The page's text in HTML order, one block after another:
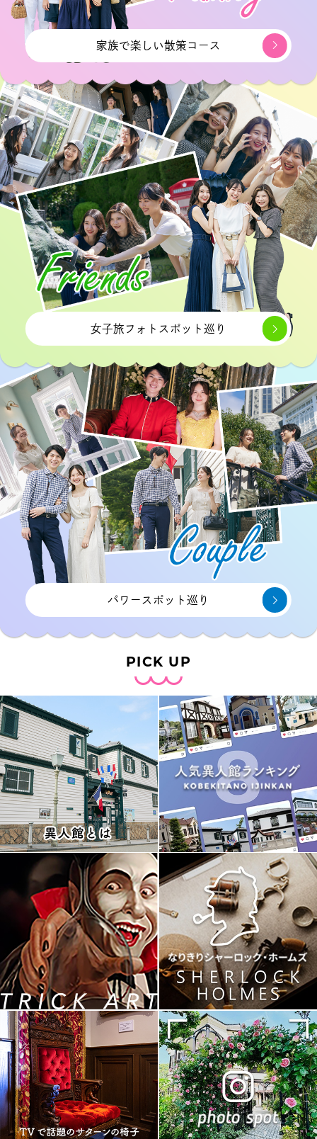
家族で楽しい散策コース
女子旅フォトスポット巡り
パワースポット巡り
PICK UP